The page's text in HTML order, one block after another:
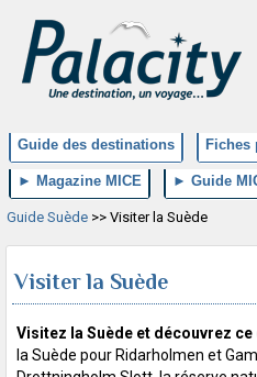
Guide des destinations Fiches
► Magazine MICE ► Guide
Guide Suède >> Visiter la Suède
Visiter la Suède
Visitez la Suède et découvrez
la Suède pour Ridarholmen et